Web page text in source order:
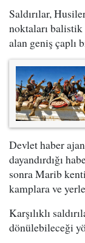
Saldırılar,
noktaları balistik
alan geniş çaplı
Devlet haber
dayandırdığı
sonra Marib
kamplara ve
Karşılıklı
dönülebileceği